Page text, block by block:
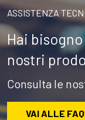
ASSISTENZA
Hai
nostri
Consulta le
VAI ALLE FAQ